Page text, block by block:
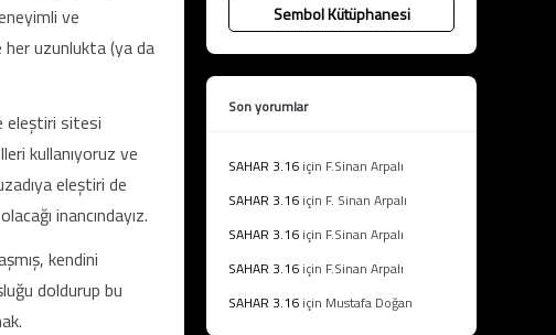
ve
uzunlukta (ya da
eleştiri sitesi
kullanıyoruz ve
eleştiri de
inancındayız.
kendini
doldurup bu
Sembol Kütüphanesi
Son yorumlar
SAHAR 3.16 için F.Sinan Arpalı
SAHAR 3.16 için F. Sinan Arpalı
SAHAR 3.16 için F.Sinan Arpalı
SAHAR 3.16 için F.Sinan Arpalı
SAHAR 3.16 için Mustafa Doğan